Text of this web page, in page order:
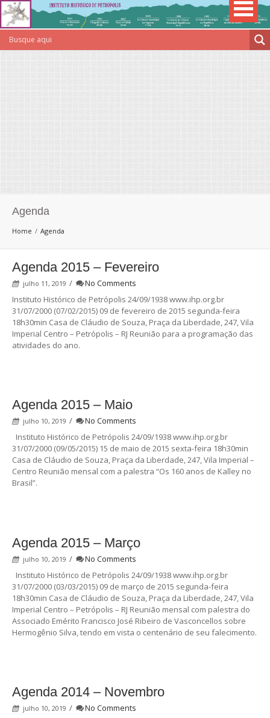
Agenda
Home Agenda
Agenda 2015 – Fevereiro
julho 11, 2019 /
No Comments
Instituto Histórico de Petrópolis 24/09/1938 www.ihp.org.br
31/07/2000 (07/02/2015) 09 de fevereiro de 2015 segunda-feira
18h30min Casa de Cláudio de Souza, Praça da Liberdade, 247, Vila
Imperial Centro – Petrópolis – RJ Reunião para a programação das
atividades do ano.
Agenda 2015 – Maio
julho 10, 2019 /
No Comments
Instituto Histórico de Petrópolis 24/09/1938 www.ihp.org.br
31/07/2000 (09/05/2015) 15 de maio de 2015 sexta-feira 18h30min
Casa de Cláudio de Souza, Praça da Liberdade, 247, Vila Imperial –
Centro Reunião mensal com a palestra “Os 160 anos de Kalley no
Brasil”.
Agenda 2015 – Março
julho 10, 2019 /
No Comments
Instituto Histórico de Petrópolis 24/09/1938 www.ihp.org.br
31/07/2000 (03/03/2015) 09 de março de 2015 segunda-feira
18h30min Casa de Cláudio de Souza, Praça da Liberdade, 247, Vila
Imperial Centro – Petrópolis – RJ Reunião mensal com palestra do
Associado Emérito Francisco José Ribeiro de Vasconcellos sobre
Hermogênio Silva, tendo em vista o centenário de seu falecimento.
Agenda 2014 – Novembro
julho 10, 2019 /
No Comments